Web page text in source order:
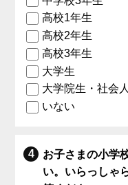
高校1年生
高校2年生
高校3年生
大学生
大学院生・社会
いない
お子さまの小学
い。いらっしゃ